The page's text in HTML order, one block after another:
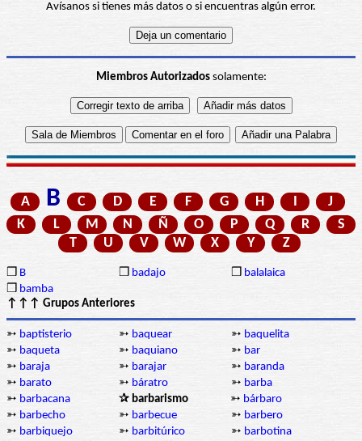
Avísanos si tienes más datos o si encuentras algún error.
Miembros Autorizadossolamente:
A B C D E F G H I
J
K
L M N Ñ O P Q R
S
T
U V W X Y Z
❒ B ❒ badajo ❒ balalaica
❒ bamba
↑↑↑ Grupos Anteriores
➳ baptisterio ➳ baquear ➳ baquelita
➳ baqueta ➳ baquiano ➳ bar
➳ baraja ➳ barajar ➳ baranda
➳ barato ➳ báratro ➳ barba
➳ barbacana ✰ barbarismo ➳ bárbaro
➳ barbecho ➳ barbecue ➳ barbero
➳ barbiquejo ➳ barbitúrico ➳ barbotina